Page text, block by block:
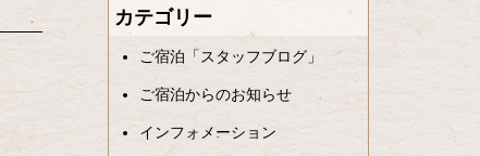
カテゴリー
ご宿泊「スタッフブログ」
ご宿泊からのお知らせ
インフォメーション